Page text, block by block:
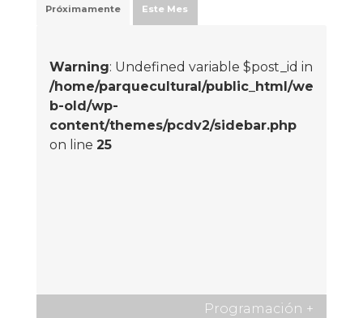
Próximamente Este Mes
Warning: Undefined variable $post_id in
/home/parquecultural/public_html/we
b-old/wp-
content/themes/pcdv2/sidebar.php
on line 25
Programación +